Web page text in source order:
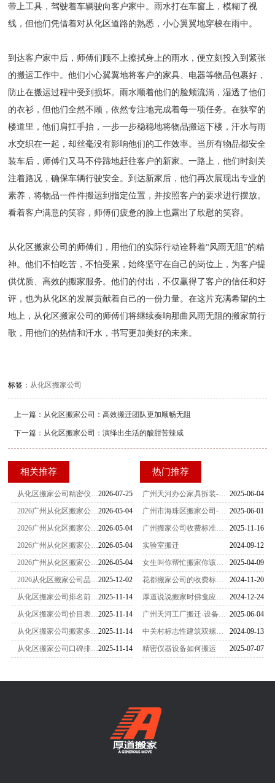
带上工具，驾驶着车辆驶向客户家中。雨水打在车窗上，模糊了视
线，但他们凭借着对从化区道路的熟悉，小心翼翼地穿梭在雨中。
到达客户家中后，师傅们顾不上擦拭身上的雨水，便立刻投入到紧张
的搬运工作中。他们小心翼翼地将客户的家具、电器等物品包裹好，
防止在搬运过程中受到损坏。雨水顺着他们的脸颊流淌，湿透了他们
的衣衫，但他们全然不顾，依然专注地完成着每一项任务。在狭窄的
楼道里，他们肩扛手抬，一步一步稳稳地将物品搬运下楼，汗水与雨
水交织在一起，却丝毫没有影响他们的工作效率。当所有物品都安全
装车后，师傅们又马不停蹄地赶往客户的新家。一路上，他们时刻关
注着路况，确保车辆行驶安全。到达新家后，他们再次展现出专业的
素养，将物品一件件搬运到指定位置，并按照客户的要求进行摆放。
看着客户满意的笑容，师傅们疲惫的脸上也露出了欣慰的笑容。
从化区搬家公司的师傅们，用他们的实际行动诠释着“风雨无阻”的精
神。他们不怕吃苦，不怕受累，始终坚守在自己的岗位上，为客户提
供优质、高效的搬家服务。他们的付出，不仅赢得了客户的信任和好
评，也为从化区的发展贡献着自己的一份力量。在这片充满希望的土
地上，从化区搬家公司的师傅们将继续奏响那曲风雨无阻的搬家前行
歌，用他们的热情和汗水，书写更加美好的未来。
标签： 从化区搬家公司
上一篇： 从化区搬家公司：高效搬迁团队更加顺畅无阻
下一篇： 从化区搬家公司：演绎出生活的酸甜苦辣咸
相关推荐
2026-07-25
从化区搬家公司精密仪器设备搬迁计价规范明细 广州从化厂区设备拆装运输全类目收费价目表
2026-05-04
2026广州从化区搬家公司全攻略 梅雨防潮技巧
2026-05-04
2026广州从化区搬家公司排名实测 无套路商家推荐
2026-05-04
2026广州从化区搬家公司大盘点 高性价比首选指南
2026-05-04
2026广州从化区搬家公司推荐：自有车队 靠谱不踩坑 全域覆盖
2025-12-02
2026从化区搬家公司品牌排行榜 本地服务优先省心搬迁指南
2025-11-14
从化区搬家公司排名前十名：搬家后如何快速整理？
2025-11-14
从化区搬家公司价目表：高层无电梯搬家难题这样解
2025-11-14
从化区搬家公司搬家多少钱：企业搬迁怎么省钱？
2025-11-14
从化区搬家公司口碑排行榜及物品损坏赔偿指南
热门推荐
2025-06-04
广州天河办公家具拆装-家具拆装的打包方法
2025-06-01
广州市海珠区搬家公司-女性员工是不可缺少的
2025-11-16
广州搬家公司收费标准一览表（2025最新版）
2024-09-12
实验室搬迁
2025-04-09
女生叫你帮忙搬家你该怎么办
2024-11-20
花都搬家公司的收费标准是怎么样的
2024-12-24
厚道说说搬家时佛龛应该怎么搬运
2025-06-04
广州天河工厂搬迁-设备搬迁要注意什么？
2024-09-13
中关村标志性建筑双螺旋雕塑搬家-
2025-07-07
精密仪器设备如何搬运